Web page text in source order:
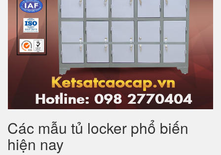
Các mẫu tủ locker phổ biến
hiện nay